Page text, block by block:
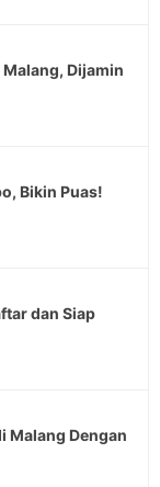
Dijamin
Bikin Puas!
dan Siap
Malang Dengan